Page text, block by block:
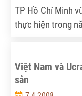
TP Hồ Chí Minh
thực hiện trong
cuộc sống, giải
lĩnh vực KHCN,
Việt Nam và
sản